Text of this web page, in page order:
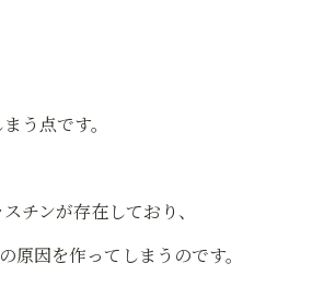
う点です。
チンが存在しており、
因を作ってしまうのです。